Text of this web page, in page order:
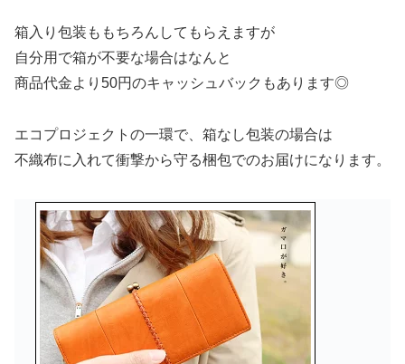
箱入り包装ももちろんしてもらえますが
自分用で箱が不要な場合はなんと
商品代金より50円のキャッシュバックもあります◎
エコプロジェクトの一環で、箱なし包装の場合は
不織布に入れて衝撃から守る梱包でのお届けになります。